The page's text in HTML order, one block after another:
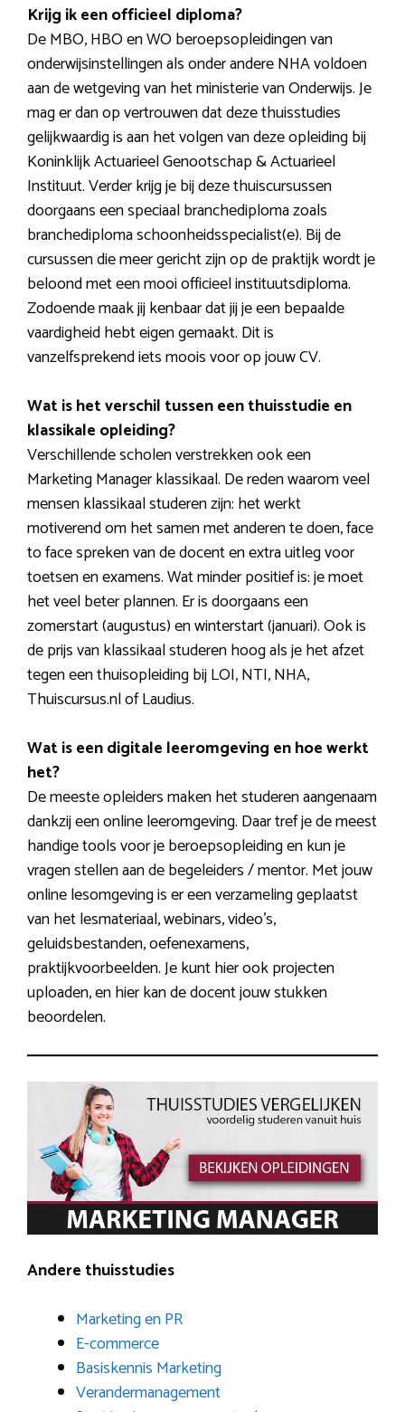
Krijg ik een officieel diploma?
De MBO, HBO en WO beroepsopleidingen van
onderwijsinstellingen als onder andere NHA voldoen
aan de wetgeving van het ministerie van Onderwijs. Je
mag er dan op vertrouwen dat deze thuisstudies
gelijkwaardig is aan het volgen van deze opleiding bij
Koninklijk Actuarieel Genootschap & Actuarieel
Instituut. Verder krijg je bij deze thuiscursussen
doorgaans een speciaal branchediploma zoals
branchediploma schoonheidsspecialist(e). Bij de
cursussen die meer gericht zijn op de praktijk wordt je
beloond met een mooi officieel instituutsdiploma.
Zodoende maak jij kenbaar dat jij je een bepaalde
vaardigheid hebt eigen gemaakt. Dit is
vanzelfsprekend iets moois voor op jouw CV.
Wat is het verschil tussen een thuisstudie en
klassikale opleiding?
Verschillende scholen verstrekken ook een
Marketing Manager klassikaal. De reden waarom veel
mensen klassikaal studeren zijn: het werkt
motiverend om het samen met anderen te doen, face
to face spreken van de docent en extra uitleg voor
toetsen en examens. Wat minder positief is: je moet
het veel beter plannen. Er is doorgaans een
zomerstart (augustus) en winterstart (januari). Ook is
de prijs van klassikaal studeren hoog als je het afzet
tegen een thuisopleiding bij LOI, NTI, NHA,
Thuiscursus.nl of Laudius.
Wat is een digitale leeromgeving en hoe werkt
het?
De meeste opleiders maken het studeren aangenaam
dankzij een online leeromgeving. Daar tref je de meest
handige tools voor je beroepsopleiding en kun je
vragen stellen aan de begeleiders / mentor. Met jouw
online lesomgeving is er een verzameling geplaatst
van het lesmateriaal, webinars, video’s,
geluidsbestanden, oefenexamens,
praktijkvoorbeelden. Je kunt hier ook projecten
uploaden, en hier kan de docent jouw stukken
beoordelen.
Andere thuisstudies
Marketing en PR
E-commerce
Basiskennis Marketing
Verandermanagement